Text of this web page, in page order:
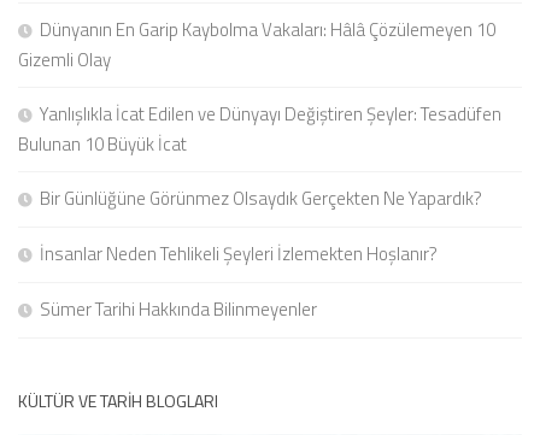
Dünyanın En Garip Kaybolma Vakaları: Hâlâ Çözülemeyen 10
Gizemli Olay
Yanlışlıkla İcat Edilen ve Dünyayı Değiştiren Şeyler: Tesadüfen
Bulunan 10 Büyük İcat
Bir Günlüğüne Görünmez Olsaydık Gerçekten Ne Yapardık?
İnsanlar Neden Tehlikeli Şeyleri İzlemekten Hoşlanır?
Sümer Tarihi Hakkında Bilinmeyenler
KÜLTÜR VE TARIH BLOGLARI